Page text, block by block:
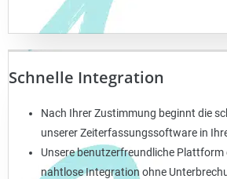
Schnelle Integration
Nach Ihrer Zustimmung beginnt die
unserer Zeiterfassungssoftware in
Unsere benutzerfreundliche Plattform
nahtlose Integration ohne